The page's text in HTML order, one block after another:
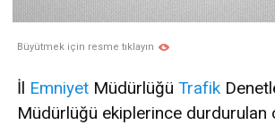
Büyütmek için resme tıklayın
İl Emniyet Müdürlüğü Trafik
Müdürlüğü ekiplerince durdurulan